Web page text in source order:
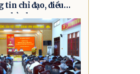
tin chỉ đạo, điều
hành